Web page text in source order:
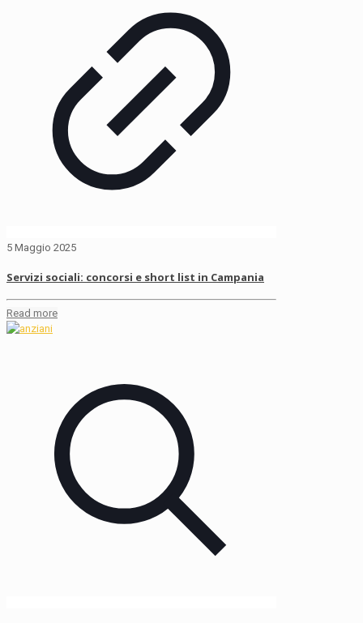
5 Maggio 2025
Servizi sociali: concorsi e short list in Campania
Read more